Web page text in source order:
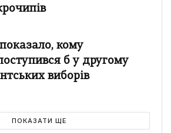
кому
б у другому
виборів
ПОКАЗАТИ ЩЕ